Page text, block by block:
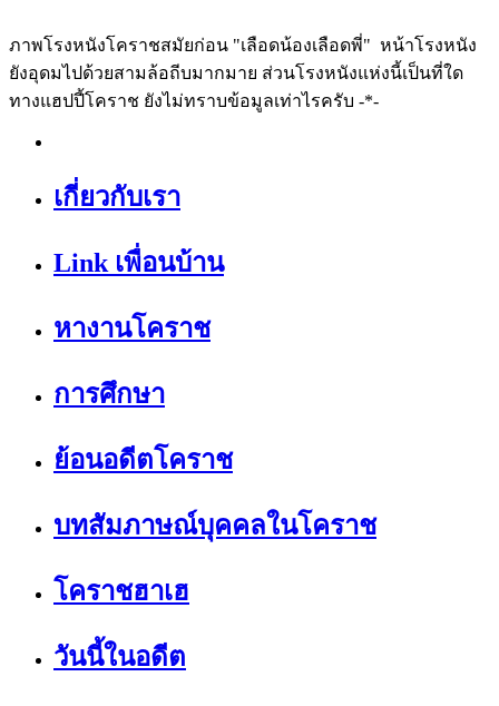
ภาพโรงหนังโคราชสมัยก่อน "เลือดน้องเลือดพี่" หน้าโรงหนัง
ยังอุดมไปด้วยสามล้อถีบมากมาย ส่วนโรงหนังแห่งนี้เป็นที่ใด
ทางแฮปปี้โคราช ยังไม่ทราบข้อมูลเท่าไรครับ -*-
เกี่ยวกับเรา
Link เพื่อนบ้าน
หางานโคราช
การศึกษา
ย้อนอดีตโคราช
บทสัมภาษณ์บุคคลในโคราช
โคราชฮาเฮ
วันนี้ในอดีต